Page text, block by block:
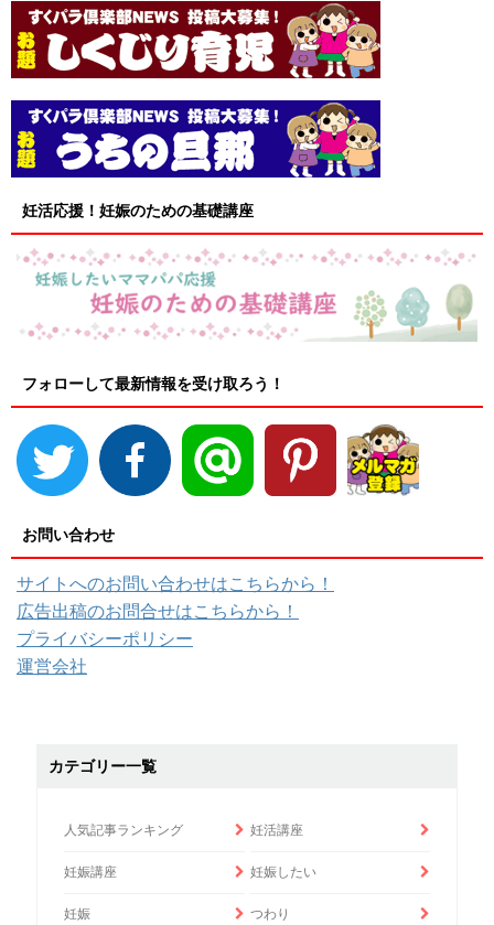
妊活応援！妊娠のための基礎講座
フォローして最新情報を受け取ろう！
お問い合わせ
サイトへのお問い合わせはこちらから！
広告出稿のお問合せはこちらから！
プライバシーポリシー
運営会社
カテゴリー一覧
人気記事ランキング 妊活講座
妊娠講座 妊娠したい
妊娠 つわり